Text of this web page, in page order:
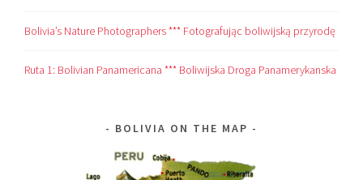
Bolivia’s Nature Photographers *** Fotografując boliwijską przyrodę
Ruta 1: Bolivian Panamericana *** Boliwijska Droga Panamerykanska
BOLIVIA ON THE MAP